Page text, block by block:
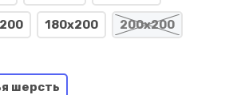
180х200 200х200
шерсть